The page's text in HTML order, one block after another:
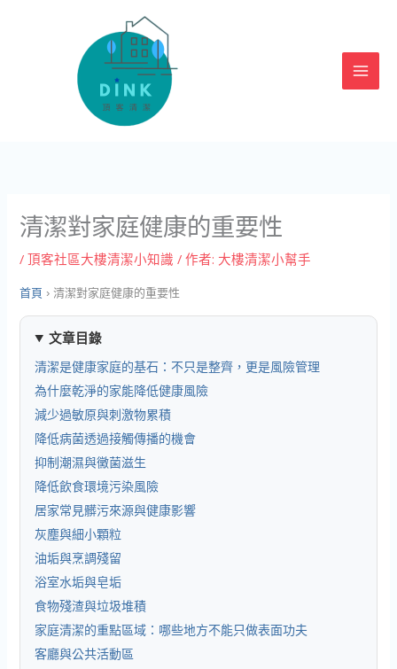
清潔對家庭健康的重要性
/頂客社區大樓清潔小知識 / 作者: 大樓清潔小幫手
首頁 ›清潔對家庭健康的重要性
文章目錄
清潔是健康家庭的基石：不只是整齊，更是風險管理
為什麼乾淨的家能降低健康風險
減少過敏原與刺激物累積
降低病菌透過接觸傳播的機會
抑制潮濕與黴菌滋生
降低飲食環境污染風險
居家常見髒污來源與健康影響
灰塵與細小顆粒
油垢與烹調殘留
浴室水垢與皂垢
食物殘渣與垃圾堆積
家庭清潔的重點區域：哪些地方不能只做表面功夫
客廳與公共活動區